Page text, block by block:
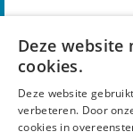
Code tonen
Populairste Donelli
Deze website
cookies.
Deze website
verbeteren. Door
cookies in